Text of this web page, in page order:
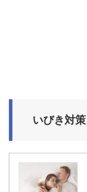
いびき対策